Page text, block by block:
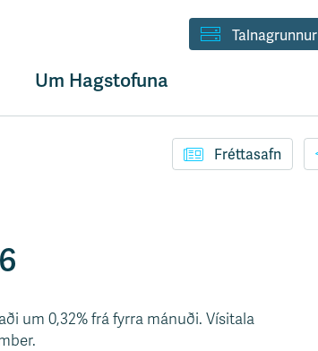
Talnagrunnur
Um Hagstofuna
Fréttasafn
um 0,32% frá fyrra mánuði. Vísitala